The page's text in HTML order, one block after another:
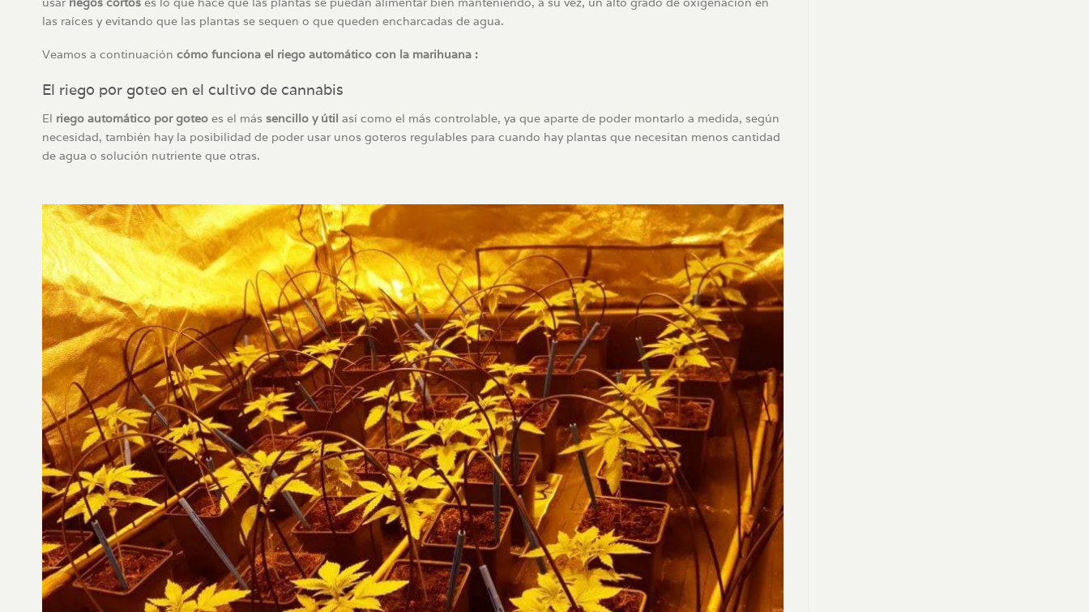
las raíces y evitando que las plantas se sequen o que queden encharcadas de agua.
Veamos a continuación cómo funciona el riego automático con la marihuana :
El riego por goteo en el cultivo de cannabis
El riego automático por goteo es el más sencillo y útil así como el más controlable, ya que aparte de poder montarlo a medida, según
necesidad, también hay la posibilidad de poder usar unos goteros regulables para cuando hay plantas que necesitan menos cantidad
de agua o solución nutriente que otras.